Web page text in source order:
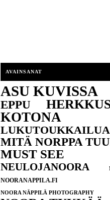
AVAINSANAT
ASU KUVISSA
EPPU
KOTONA
LUKUTOUKKAILUA
MITÄ NORPPA
MUST SEE
NEULOJANOORA
NOORANAPPILA.FI
NOORA NÄPPILÄ PHOTOGRAPHY